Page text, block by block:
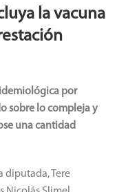
la vacuna
por
sobre lo compleja y
una cantidad
diputada, Tere